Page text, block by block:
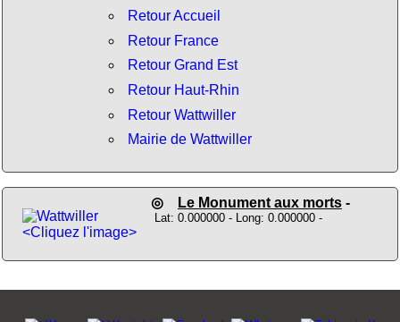
Retour Accueil
Retour France
Retour Grand Est
Retour Haut-Rhin
Retour Wattwiller
Mairie de Wattwiller
<Cliquez l'image>
◎ Le Monument aux morts-
Lat: 0.000000 - Long: 0.000000 -